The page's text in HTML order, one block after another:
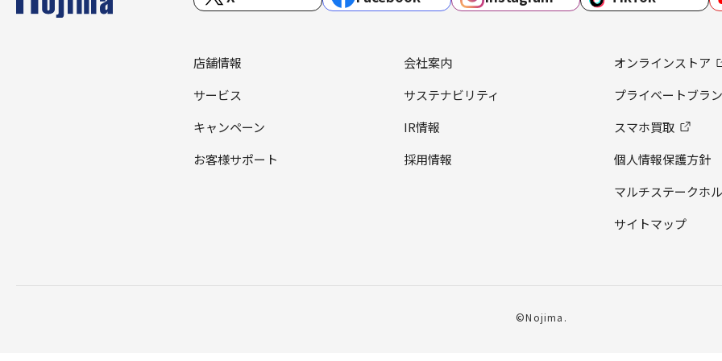
店舗情報
サービス
キャンペーン
お客様サポート
会社案内
サステナビリティ
IR情報
採用情報
オンラインストア
プライベートブラ
スマホ買取
個人情報保護方針
マルチステークホ
サイトマップ
©Nojima.